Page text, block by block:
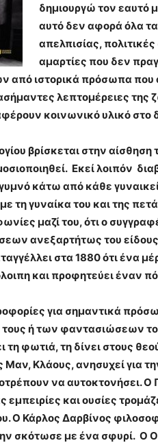
δημιουργώ τον εαυτό
αυτό δεν αφορά όλα
απελπισίας,
αμαρτίες που δεν
από ιστορικά πρόσωπα που
λεπτομέρειες της
κοινωνικό υλικό στο
βρίσκεται στην
Εκεί λοιπόν
κάτω από κάθε
τη γυναίκα του και της
μαζί του, ότι ο
ανεξαρτήτως του
στα 1880 ότι ένα
και προφητεύει έναν
για σημαντικά
ή των φαντασιώσεων
τη φωτιά, τη δίνει στους
Κλάους, ανησυχεί για
να αυτοκτονήσει.
και ουσίες
Ο Κάρλος Δαρβίνος
σκότωσε με ένα σφυρί. Ο